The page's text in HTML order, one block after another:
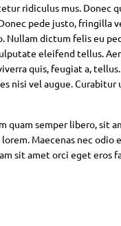
ridiculus mus. Donec
pede justo, fringilla
Nullam dictum felis eu
eleifend tellus.
quis, feugiat a,
nisi vel augue.
semper libero, sit
Maecenas nec
sit amet orci eget eros